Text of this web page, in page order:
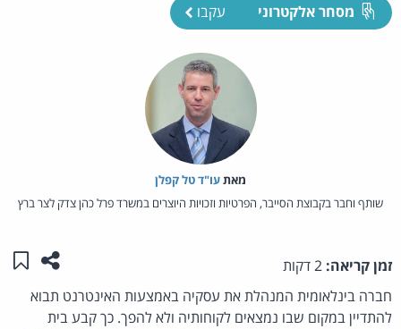
מסחר אלקטרוני עקבו
מאת‏עו"ד טל קפלן
שותף וחבר בקבוצת הסייבר, הפרטיות וזכויות היוצרים במשרד פרל כהן צדק לצר ברץ
זמן קריאה: שתפו
חברה בינלאומית המנהלת את עסקיה באמצעות האינטרנט תבוא
להתדיין במקום שבו נמצאים לקוחותיה ולא להפך. כך קבעבית